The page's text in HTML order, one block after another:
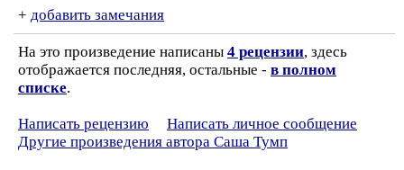
+ добавить замечания
На это произведение написаны 4 рецензии, здесь
отображается последняя, остальные - в полном
списке.
Написать рецензию
Написать личное сообщение
Другие произведения автора Саша Тумп